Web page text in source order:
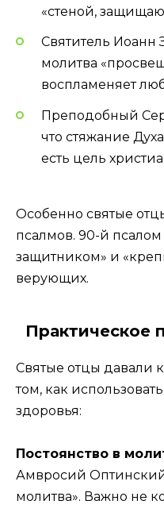
«стеной,
Святитель Иоанн
молитва
воспламеняет
Преподобный
что стяжание
есть цель
Особенно святые
псалмов. 90-й
защитником» и
верующих.
Практическое
Святые отцы давали
том, как
здоровья:
Постоянство в
Амвросий Оптинский
молитва». Важно не